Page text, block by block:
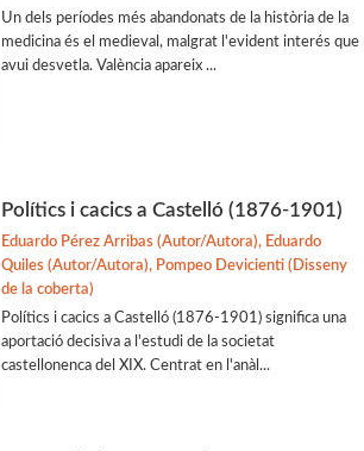
Un dels períodes més abandonats de la història de la
medicina és el medieval, malgrat l'evident interés que
avui desvetla. València apareix ...
Polítics i cacics a Castelló (1876-1901)
Eduardo Pérez Arribas (Autor/Autora), Eduardo
Quiles (Autor/Autora), Pompeo Devicienti (Disseny
de la coberta)
Polítics i cacics a Castelló (1876-1901) significa una
aportació decisiva a l'estudi de la societat
castellonenca del XIX. Centrat en l'anàl...